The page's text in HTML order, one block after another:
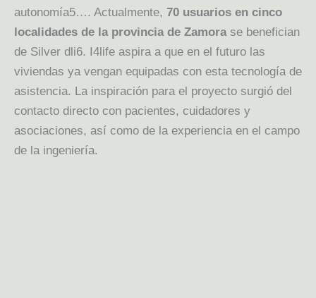
autonomía5…. Actualmente, 70 usuarios en cinco
localidades de la provincia de Zamorase benefician
de Silver dli6. I4life aspira a que en el futuro las
viviendas ya vengan equipadas con esta tecnología de
asistencia. La inspiración para el proyecto surgió del
contacto directo con pacientes, cuidadores y
asociaciones, así como de la experiencia en el campo
de la ingeniería.